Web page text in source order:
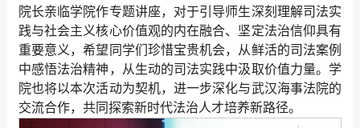
院长亲临学院作专题讲座，对于引导师生深刻理解司法实
践与社会主义核心价值观的内在融合、坚定法治信仰具有
重要意义，希望同学们珍惜宝贵机会，从鲜活的司法案例
中感悟法治精神，从生动的司法实践中汲取价值力量。学
院也将以本次活动为契机，进一步深化与武汉海事法院的
交流合作，共同探索新时代法治人才培养新路径。